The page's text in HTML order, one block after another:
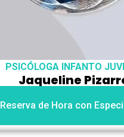
PSICÓLOGA INFANTO
Jaqueline
Reserva de Hora con